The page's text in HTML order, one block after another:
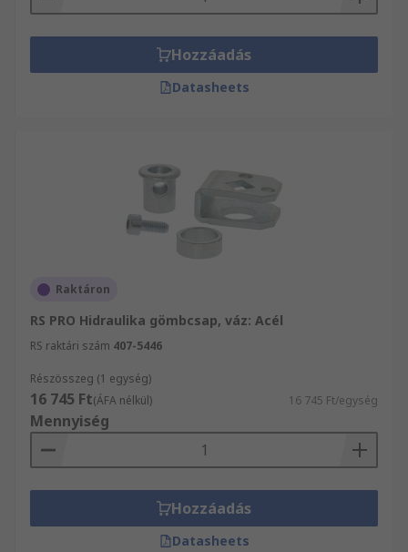
Hozzáadás
Datasheets
Raktáron
RS PRO Hidraulika gömbcsap, váz: Acél
RS raktári szám 407-5446
Részösszeg (1 egység)
16 745 Ft(ÁFA nélkül) 16 745 Ft/egység
Mennyiség
Hozzáadás
Datasheets